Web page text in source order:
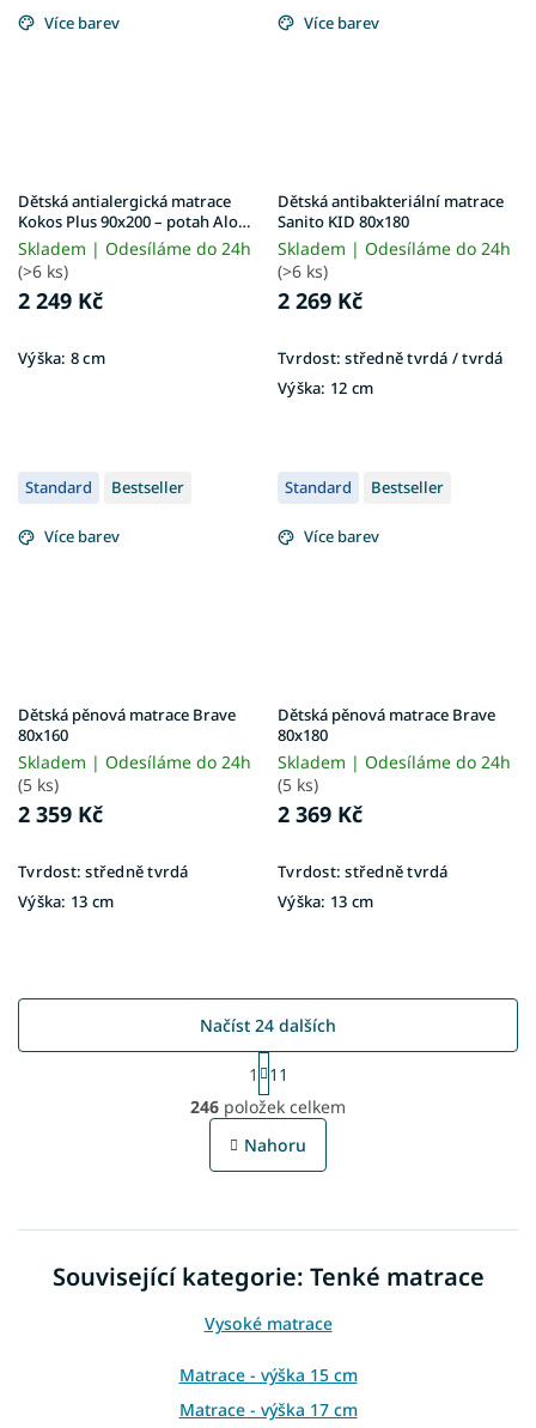
Více barev
Dětská antialergická matrace
Kokos Plus 90x200 – potah Aloe
Vera
Skladem | Odesíláme do 24h
(>6 ks)
2 249 Kč
Výška: 8 cm
Více barev
Dětská antibakteriální matrace
Sanito KID 80x180
Skladem | Odesíláme do 24h
(>6 ks)
2 269 Kč
Tvrdost: středně tvrdá / tvrdá
Výška: 12 cm
Standard Bestseller
Více barev
Dětská pěnová matrace Brave
80x160
Skladem | Odesíláme do 24h
(5 ks)
2 359 Kč
Tvrdost: středně tvrdá
Výška: 13 cm
Standard Bestseller
Více barev
Dětská pěnová matrace Brave
80x180
Skladem | Odesíláme do 24h
(5 ks)
2 369 Kč
Tvrdost: středně tvrdá
Výška: 13 cm
O
v
l
c
p
v
y
v
ý
Načíst 24 dalších
S
t
r
á
n
á
1
11
246 položek celkem
Nahoru
Související kategorie: Tenké matrace
Vysoké matrace
Matrace - výška 15 cm
Matrace - výška 17 cm